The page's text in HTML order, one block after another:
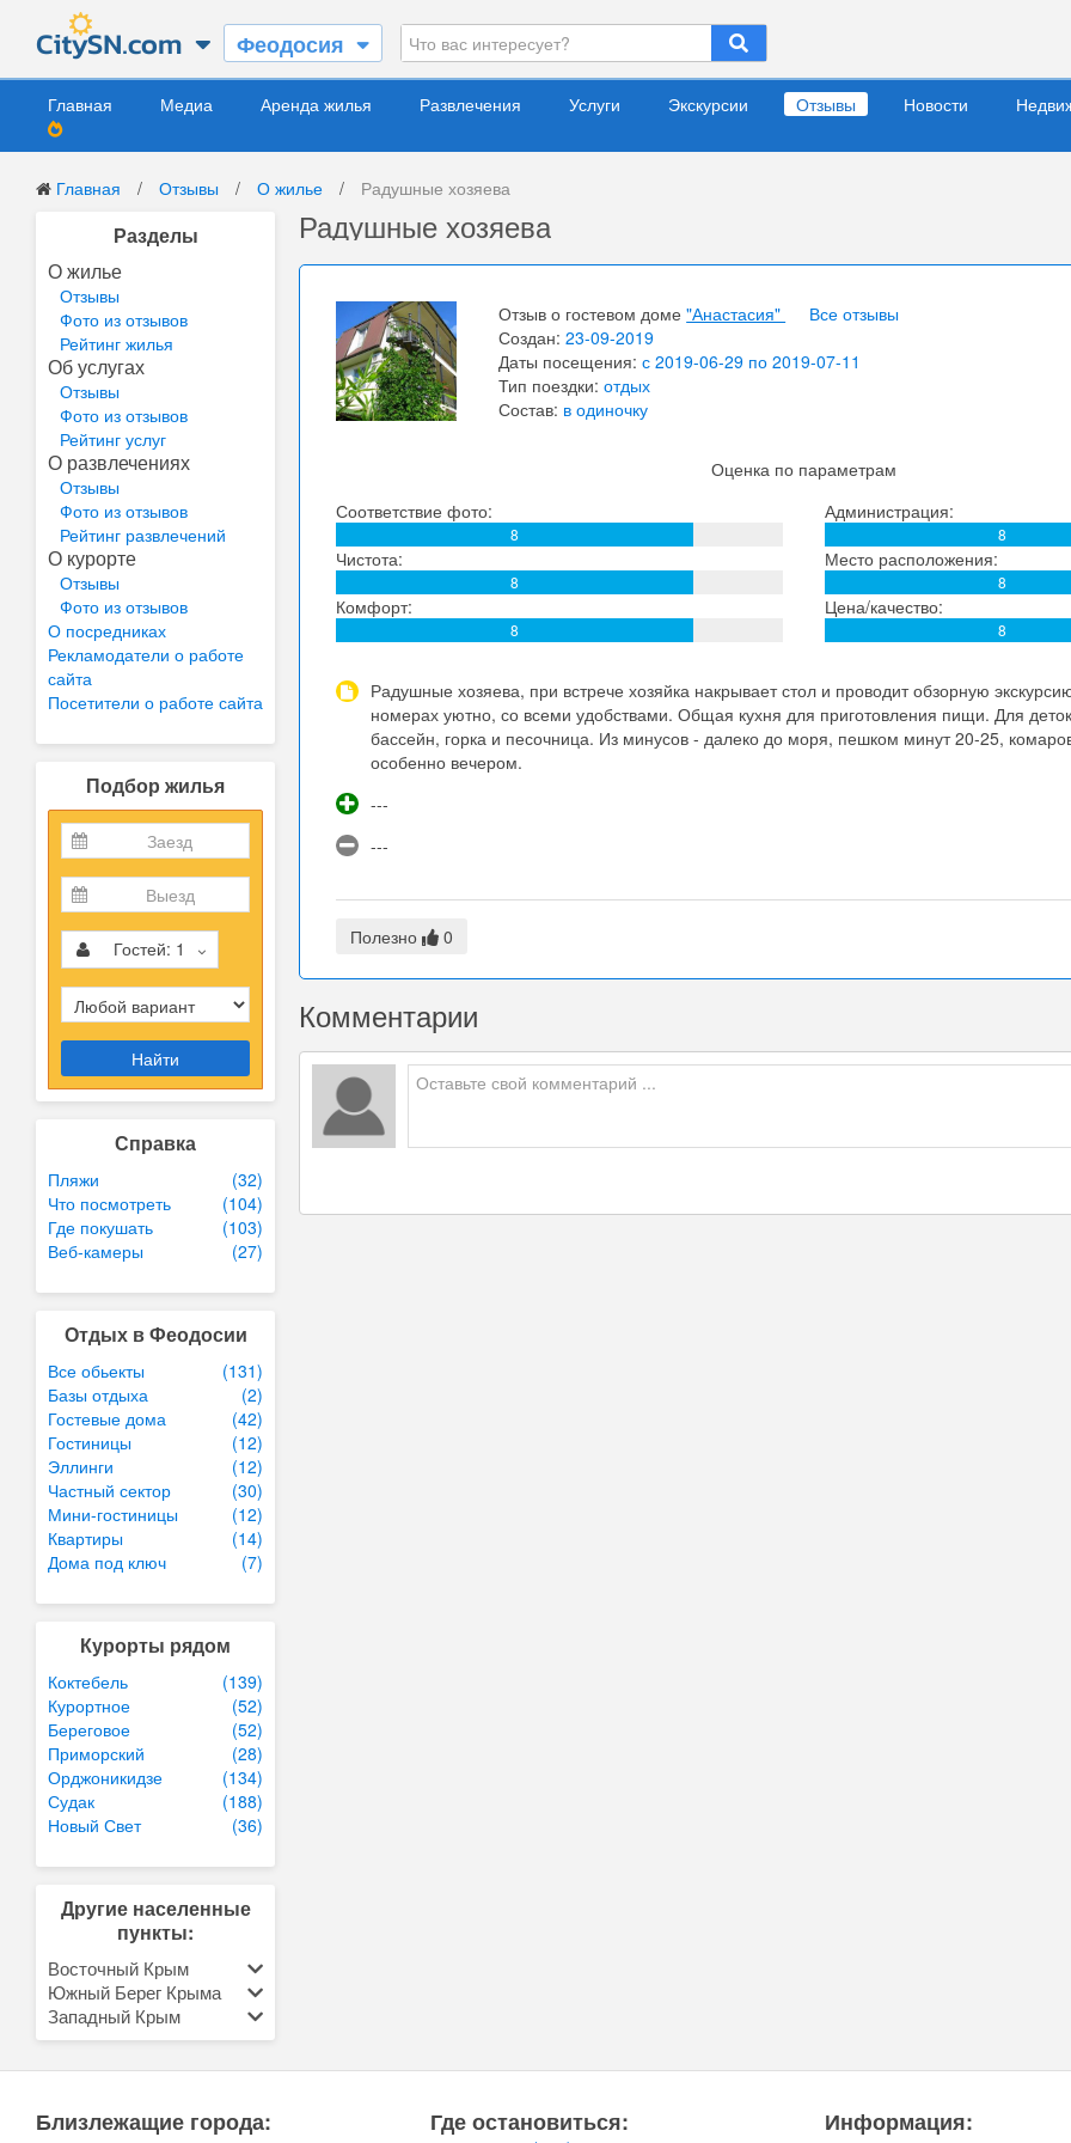
Феодосия
Главная Медиа Аренда жилья Развлечения Услуги Экскурсии Отзывы Новости
Главная / Отзывы / О жилье / Радушные хозяева
Разделы
О жилье
Отзывы
Фото из отзывов
Рейтинг жилья
Об услугах
Отзывы
Фото из отзывов
Рейтинг услуг
О развлечениях
Отзывы
Фото из отзывов
Рейтинг развлечений
О курорте
Отзывы
Фото из отзывов
О посредниках
Рекламодатели о работе
сайта
Посетители о работе сайта
Подбор жилья
Гостей: 1
Найти
Справка
Пляжи
(32)
Что посмотреть
(104)
Где покушать
(103)
Веб-камеры
(27)
Отдых в Феодосии
Все обьекты
(131)
Базы отдыха
(2)
Гостевые дома
(42)
Гостиницы
(12)
Эллинги
(12)
Частный сектор
(30)
Мини-гостиницы
(12)
Квартиры
(14)
Дома под ключ
(7)
Курорты рядом
Коктебель
(139)
Курортное
(52)
Береговое
(52)
Приморский
(28)
Орджоникидзе
(134)
Судак
(188)
Новый Свет
(36)
Другие населенные
пункты:
Восточный Крым
Южный Берег Крыма
Западный Крым
Радушные хозяева
Отзыв о гостевом доме"Анастасия"
Все отзывы
Создан:23-09-2019
Даты посещения:с 2019-06-29 по 2019-07-11
Тип поездки: отдых
Состав: в одиночку
Оценка по параметрам
Соответствие фото:
8
Администрация:
8
Чистота:
8
Место расположения:
8
Комфорт:
8
Цена/качество:
8
Радушные хозяева, при встрече хозяйка накрывает стол и проводит обзорную
номерах уютно, со всеми удобствами. Общая кухня для приготовления пищи. Для деток
бассейн, горка и песочница. Из минусов - далеко до моря, пешком минут 20-25,
особенно вечером.
---
---
Полезно 0
Комментарии
Близлежащие города: Где остановиться: Информация: